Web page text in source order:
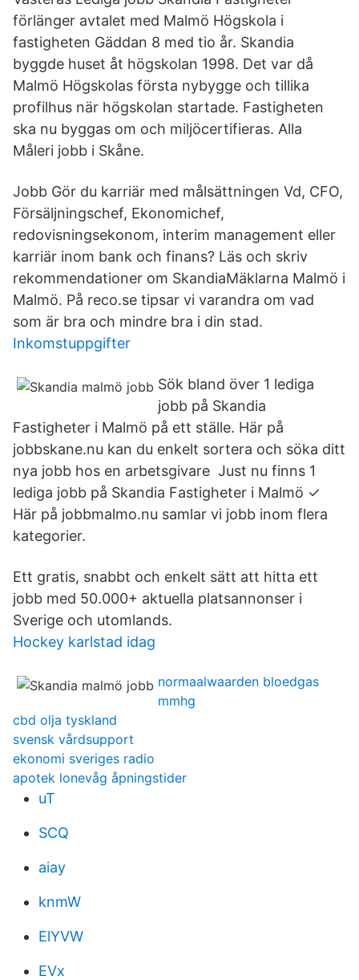
förlänger avtalet med Malmö Högskola i
fastigheten Gäddan 8 med tio år. Skandia
byggde huset åt högskolan 1998. Det var då
Malmö Högskolas första nybygge och tillika
profilhus när högskolan startade. Fastigheten
ska nu byggas om och miljöcertifieras. Alla
Måleri jobb i Skåne.
Jobb Gör du karriär med målsättningen Vd, CFO,
Försäljningschef, Ekonomichef,
redovisningsekonom, interim management eller
karriär inom bank och finans? Läs och skriv
rekommendationer om SkandiaMäklarna Malmö i
Malmö. På reco.se tipsar vi varandra om vad
som är bra och mindre bra i din stad.
Inkomstuppgifter
Sök bland över 1 lediga
jobb på Skandia
Fastigheter i Malmö på ett ställe. Här på
jobbskane.nu kan du enkelt sortera och söka ditt
nya jobb hos en arbetsgivare Just nu finns 1
lediga jobb på Skandia Fastigheter i Malmö ✓
Här på jobbmalmo.nu samlar vi jobb inom flera
kategorier.
Ett gratis, snabbt och enkelt sätt att hitta ett
jobb med 50.000+ aktuella platsannonser i
Sverige och utomlands.
Hockey karlstad idag
normaalwaarden bloedgas
mmhg
cbd olja tyskland
svensk vårdsupport
ekonomi sveriges radio
apotek lonevåg åpningstider
uT
SCQ
aiay
knmW
ElYVW
EVx